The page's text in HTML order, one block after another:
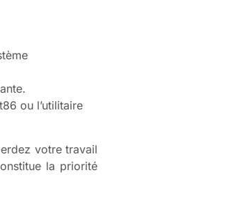
ou l’utilitaire
votre travail
la priorité